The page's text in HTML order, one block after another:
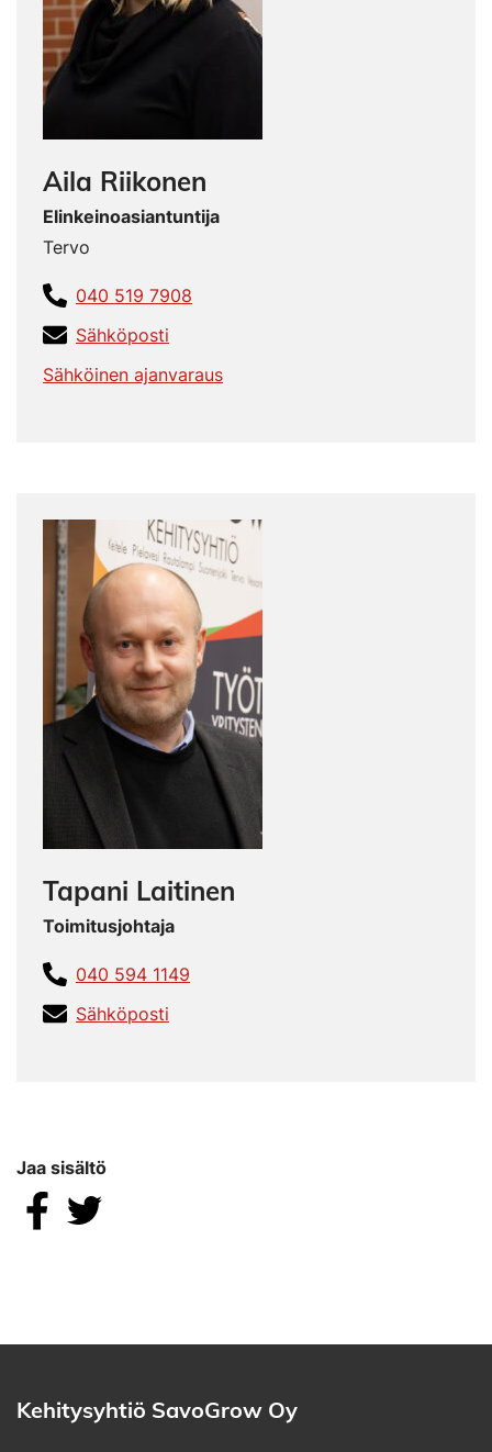
Aila Riikonen
Elinkeinoasiantuntija
Tervo
040 519 7908
Sähköposti
Sähköinen ajanvaraus
Tapani Laitinen
Toimitusjohtaja
040 594 1149
Sähköposti
Jaa sisältö
Jaa Facebookissa
Jaa Twitterissä
Kehitysyhtiö SavoGrow Oy